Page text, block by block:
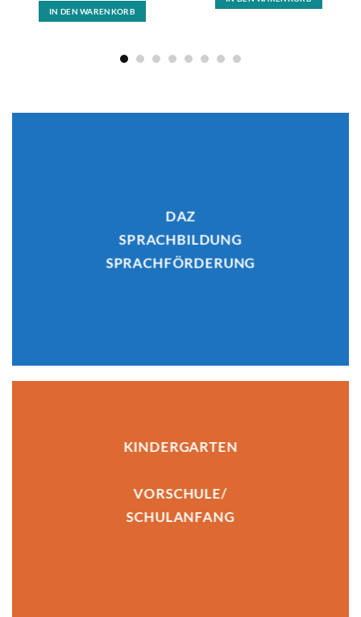
IN DEN WARENKORB
DAZ
SPRACHBILDUNG
SPRACHFÖRDERUNG
KINDERGARTEN
VORSCHULE/
SCHULANFANG